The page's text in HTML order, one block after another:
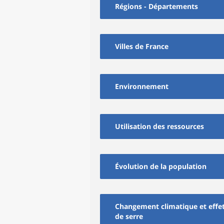
Régions - Départements
Villes de France
Environnement
Utilisation des ressources
Évolution de la population
Changement climatique et
de serre